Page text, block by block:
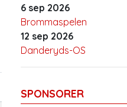
6 sep 2026
Brommaspelen
12 sep 2026
Danderyds-OS
SPONSORER